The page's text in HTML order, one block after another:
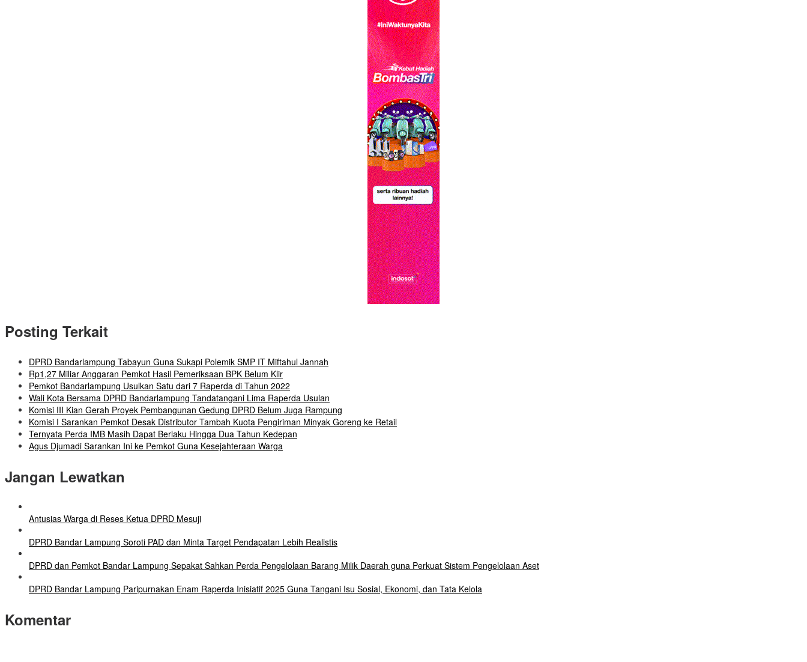
Posting Terkait
DPRD Bandarlampung Tabayun Guna Sukapi Polemik SMP IT Miftahul Jannah
Rp1,27 Miliar Anggaran Pemkot Hasil Pemeriksaan BPK Belum Klir
Pemkot Bandarlampung Usulkan Satu dari 7 Raperda di Tahun 2022
Wali Kota Bersama DPRD Bandarlampung Tandatangani Lima Raperda Usulan
Komisi III Kian Gerah Proyek Pembangunan Gedung DPRD Belum Juga Rampung
Komisi I Sarankan Pemkot Desak Distributor Tambah Kuota Pengiriman Minyak Goreng ke Retail
Ternyata Perda IMB Masih Dapat Berlaku Hingga Dua Tahun Kedepan
Agus Djumadi Sarankan Ini ke Pemkot Guna Kesejahteraan Warga
Jangan Lewatkan
Antusias Warga di Reses Ketua DPRD Mesuji
DPRD Bandar Lampung Soroti PAD dan Minta Target Pendapatan Lebih Realistis
DPRD dan Pemkot Bandar Lampung Sepakat Sahkan Perda Pengelolaan Barang Milik Daerah guna Perkuat Sistem Pengelolaan Aset
DPRD Bandar Lampung Paripurnakan Enam Raperda Inisiatif 2025 Guna Tangani Isu Sosial, Ekonomi, dan Tata Kelola
Komentar